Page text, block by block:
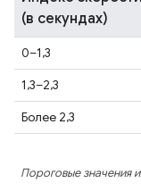
(в секундах)
0–1,3
1,3–2,3
Более 2,3
Пороговые значения